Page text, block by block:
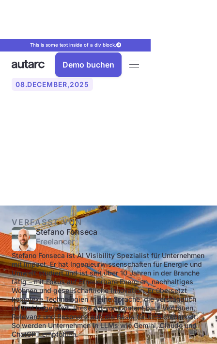
This is some text inside of a div block.
Demo buchen
08.DECEMBER,2025
VERFASST VON
Stefano Fonseca
Freelancer
Stefano Fonseca ist AI Visibility Spezialist für Unternehmen
mit Impact. Er hat Ingenieurwissenschaften für Energie und
Umwelt studiert und ist seit über 10 Jahren in der Branche
tätig – mit Fokus auf Erneuerbare Energien, nachhaltiges
Wohnen und gesellschaftliche Innovation. Er übersetzt
komplexe Technologien in eine Sprache, die verständlich
ist und begeistert. Diese Art von Content baut Vertrauen,
Relevanz und Resonanz auf: die Basis für KI-Sichtbarkeit.
So werden Unternehmen in LLMs wie Gemini, Claude und
ChatGPT empfohlen.